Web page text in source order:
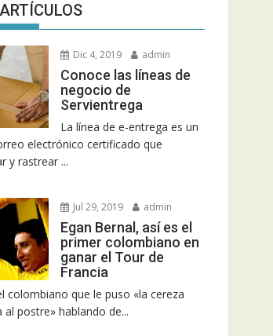
Dic 4, 2019 admin
Conoce las líneas de
negocio de
Servientrega
La línea de e-entrega es un
electrónico certificado que
y rastrear ...
Jul 29, 2019 admin
Egan Bernal, así es el
primer colombiano en
ganar el Tour de
Francia
colombiano que le puso «la cereza
al postre» hablando de...